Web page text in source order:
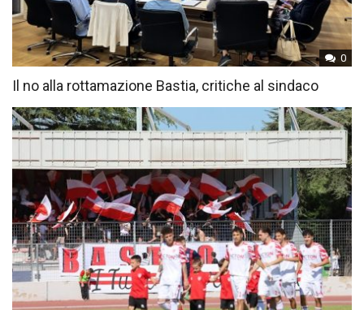
0
Il no alla rottamazione Bastia, critiche al sindaco